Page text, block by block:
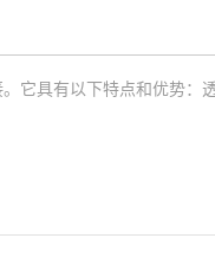
它具有以下特点和优势：